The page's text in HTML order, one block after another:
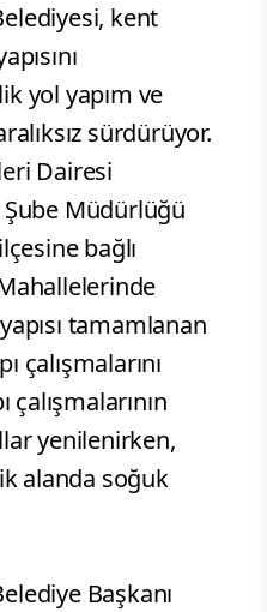
kent
yol yapım ve
sürdürüyor.
Dairesi
Şube Müdürlüğü
bağlı
tamamlanan
çalışmalarını
yenilenirken,
alanda soğuk
Başkanı